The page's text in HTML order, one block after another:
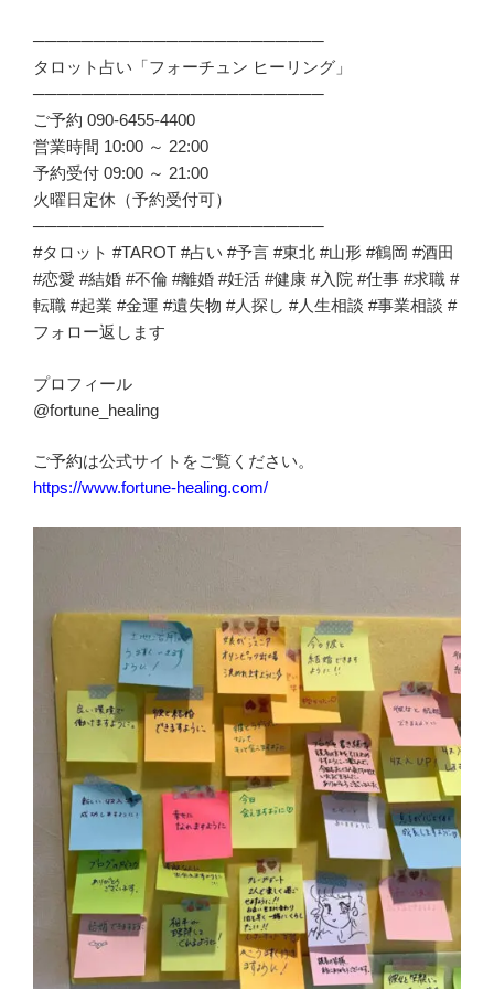
────────────────────────
タロット占い「フォーチュン ヒーリング」
────────────────────────
ご予約 090-6455-4400
営業時間 10:00 ～ 22:00
予約受付 09:00 ～ 21:00
火曜日定休（予約受付可）
────────────────────────
#タロット #TAROT #占い #予言 #東北 #山形 #鶴岡 #酒田
#恋愛 #結婚 #不倫 #離婚 #妊活 #健康 #入院 #仕事 #求職 #
転職 #起業 #金運 #遺失物 #人探し #人生相談 #事業相談 #
フォロー返します
プロフィール
@fortune_healing
ご予約は公式サイトをご覧ください。
https://www.fortune-healing.com/